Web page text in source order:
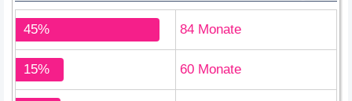
45% 84 Monate
15% 60 Monate